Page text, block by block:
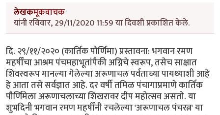
लेखकमूकवाचक
यांनी रविवार, 29/11/2020 11:59 या दिवशी प्रकाशित केले.
दि. २९/११/२०२० (कार्तिक पौर्णिमा) प्रस्तावना: भगवान रमण
महर्षींचा आश्रम पंचमहाभूतांपैकी अग्निचे स्वरूप, तसेच साक्षात
शिवस्वरूप मानल्या गेलेल्या अरूणाचल पर्वताच्या पायथ्याशी आहे
हे आता तसे सर्वज्ञात आहे. दर वर्षी तमिळ पंचागाप्रमाणे कार्तिक
पौर्णिमेला अरूणाचलाच्या शिखरावर दीप महोत्सव असतो. या
शुभदिनी भगवान रमण महर्षींनी रचलेल्या 'अरूणाचल पंचरत्न' या